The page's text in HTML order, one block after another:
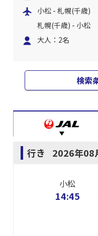
小松 - 札幌(千歳)
札幌(千歳) - 小松
大人：2名
検索
行き 2026年08
小松
14:45